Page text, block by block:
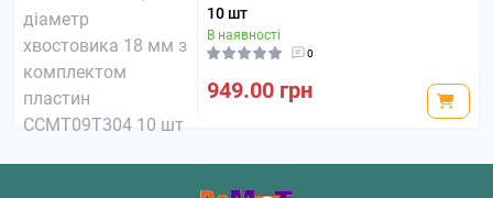
10 шт
В наявності
0
949.00 грн